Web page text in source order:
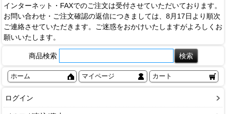
インターネット・FAXでのご注文は受付させていただいております。
お問い合わせ・ご注文確認の返信につきましては、8月17日より順次
ご連絡させていただきます。ご迷惑をおかけいたしますがよろしくお
願いいたします。
商品検索
ホーム マイページ カート
ログイン